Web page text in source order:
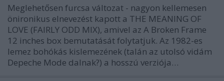
Meglehetősen furcsa változat - nagyon kellemesen
önironikus elnevezést kapott a THE MEANING OF
LOVE (FAIRLY ODD MIX), amivel az A Broken Frame
12 inches box bemutatását folytatjuk. Az 1982-es
lemez bohókás kislemezének (talán az utolsó vidám
Depeche Mode dalnak?) a hosszú verziója…